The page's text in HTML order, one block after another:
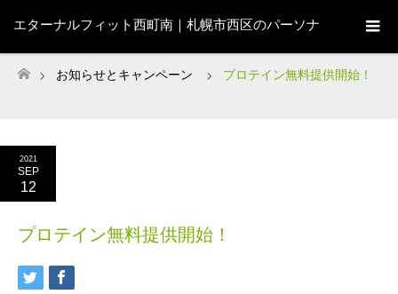
エターナルフィット西町南｜札幌市西区のパーソナ
ルジム
ホーム
お知らせとキャンペーン プロテイン無料提供開始！
2021
SEP
12
プロテイン無料提供開始！